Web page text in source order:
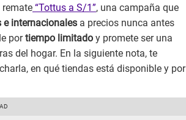
remate “Tottus a S/1”, una campaña que
e internacionales a precios nunca antes
portiempo limitado y promete ser una
del hogar. En la siguiente nota, te
en qué tiendas está disponible y por